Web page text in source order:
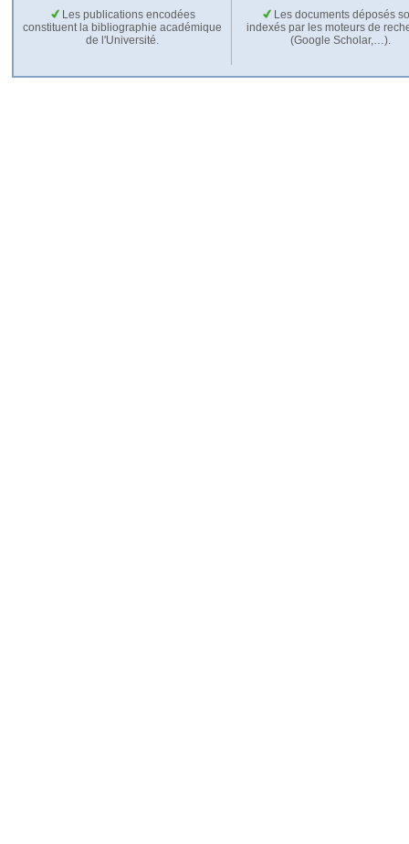
Les publications encodées
constituent la bibliographie académique
de l'Université.
Les documents déposés
indexés par les moteurs de
(Google Scholar,…).